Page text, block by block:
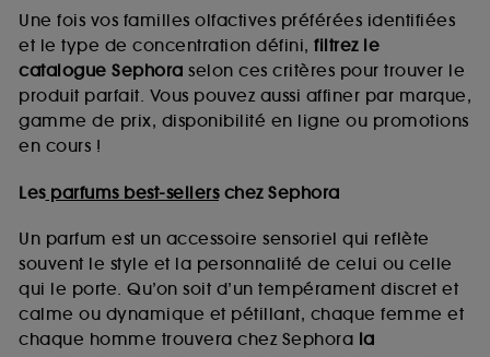
Une fois vos familles olfactives préférées identifiées
et le type de concentration défini, filtrez le
catalogue Sephora selon ces critères pour trouver le
produit parfait. Vous pouvez aussi affiner par marque,
gamme de prix, disponibilité en ligne ou promotions
en cours !
Lesparfums best-sellerschez Sephora
Un parfum est un accessoire sensoriel qui reflète
souvent le style et la personnalité de celui ou celle
qui le porte. Qu’on soit d’un tempérament discret et
calme ou dynamique et pétillant, chaque femme et
chaque homme trouvera chez Sephora la